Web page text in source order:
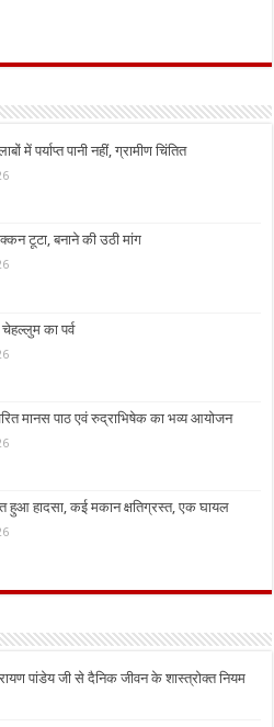
में पर्याप्त पानी नहीं, ग्रामीण चिंतित
टूटा, बनाने की उठी मांग
का पर्व
मानस पाठ एवं रुद्राभिषेक का भव्य आयोजन
हुआ हादसा, कई मकान क्षतिग्रस्त, एक घायल
पांडेय जी से दैनिक जीवन के शास्त्रोक्त नियम